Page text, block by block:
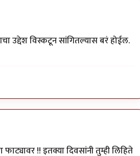
विस्कटून सांगितल्यास बरं होईल.
फाट्यावर !! इतक्या दिवसांनी तुम्ही लिहिते